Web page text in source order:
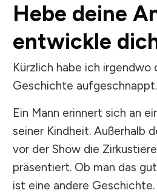
Hebe deine
entwickle
Kürzlich habe ich irgendwo
Geschichte aufgeschnappt.
Ein Mann erinnert sich an
seiner Kindheit. Außerhalb
vor der Show die
präsentiert. Ob man das
ist eine andere